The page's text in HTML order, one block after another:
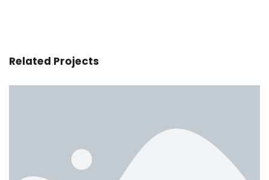
Related Projects